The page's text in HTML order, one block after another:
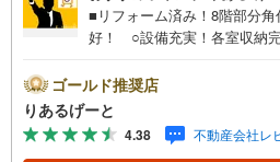
■リフォーム済み！8階部分
好！ ○設備充実！各室収納
境！子育て世帯にもおススメ
ま！ちょっと見学してみた
売主さまの都合等で見学がで
気軽に「りあるげーと」まで
ゴールド推奨店
りあるげーと
4.38 不動産会社レ